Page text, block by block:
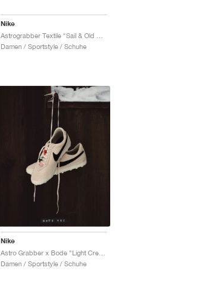
Nike
Damen / Sportstyle / Schuhe
Nike
Damen / Sportstyle / Schuhe